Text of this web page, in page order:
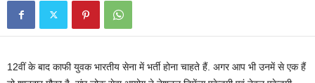
12वीं के बाद काफी युवक भारतीय सेना में भर्ती होना चाहते हैं. अगर आप भी उनमें से एक हैं